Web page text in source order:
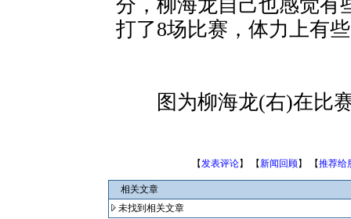
分，柳海龙自己也感觉有
打了8场比赛，体力上有
图为柳海龙(右)在比赛
【发表评论】 【新闻回顾】 【推荐给
相关文章
未找到相关文章